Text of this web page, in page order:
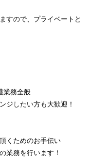
すので、プライベートと
業務全般
ジしたい方も大歓迎！
くためのお手伝い
業務を行います！